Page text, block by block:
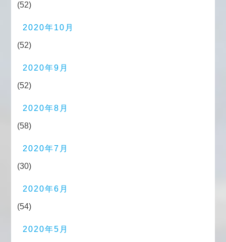
(52)
2020年10月
(52)
2020年9月
(52)
2020年8月
(58)
2020年7月
(30)
2020年6月
(54)
2020年5月